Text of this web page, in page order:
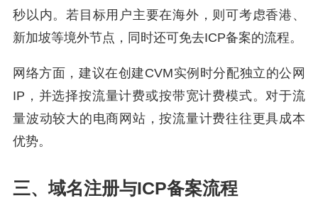
秒以内。若目标用户主要在海外，则可考虑香港、
新加坡等境外节点，同时还可免去ICP备案的流程。
网络方面，建议在创建CVM实例时分配独立的公网
IP，并选择按流量计费或按带宽计费模式。对于流
量波动较大的电商网站，按流量计费往往更具成本
优势。
三、域名注册与ICP备案流程